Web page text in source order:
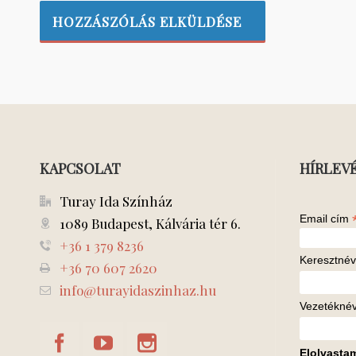
KAPCSOLAT
Turay Ida Színház
1089 Budapest, Kálvária tér 6.
+36 1 379 8236
+36 70 607 2620
info@turayidaszinhaz.hu
Email cím
Keresztnév